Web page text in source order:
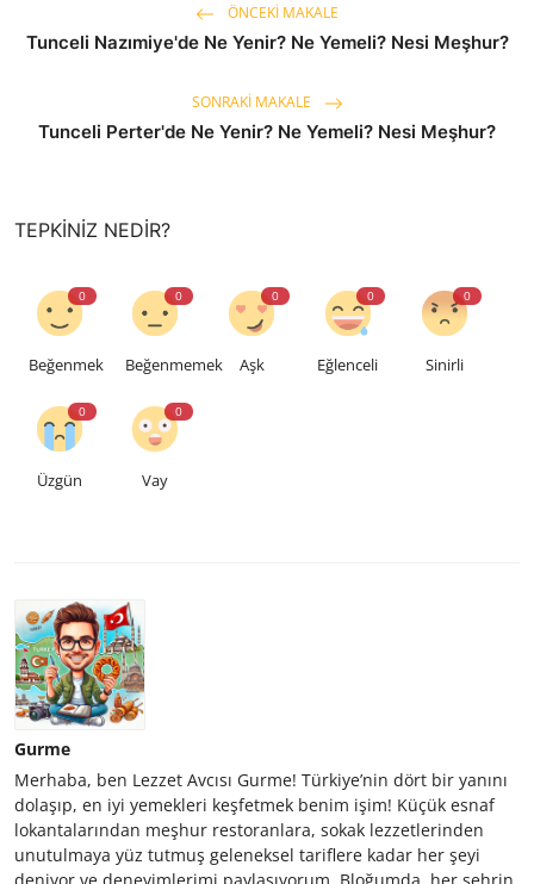
ÖNCEKI MAKALE
Tunceli Nazımiye'de Ne Yenir? Ne Yemeli? Nesi Meşhur?
SONRAKI MAKALE
Tunceli Perter'de Ne Yenir? Ne Yemeli? Nesi Meşhur?
TEPKINIZ NEDIR?
0
Beğenmek
0
Beğenmemek
0
Aşk
0
Eğlenceli
0
Sinirli
0
Üzgün
0
Vay
Gurme
Merhaba, ben Lezzet Avcısı Gurme! Türkiye’nin dört bir yanını
dolaşıp, en iyi yemekleri keşfetmek benim işim! Küçük esnaf
lokantalarından meşhur restoranlara, sokak lezzetlerinden
unutulmaya yüz tutmuş geleneksel tariflere kadar her şeyi